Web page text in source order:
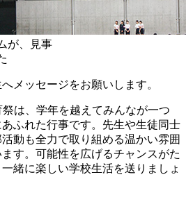
が、見事
メッセージをお願いします。
は、学年を越えてみんなが一つ
ふれた行事です。先生や生徒同士
動も全力で取り組める温かい雰囲
す。可能性を広げるチャンスがた
緒に楽しい学校生活を送りましょ